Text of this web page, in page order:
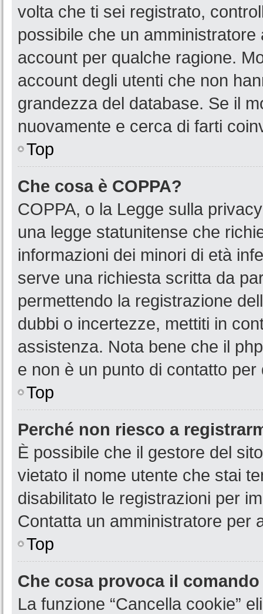
volta che ti sei registrato,
possibile che un
account per qualche ragione.
account degli utenti che non
grandezza del database. Se il
nuovamente e cerca di farti
Top
Che cosa è COPPA?
COPPA, o la Legge sulla
una legge statunitense che
informazioni dei minori di età
serve una richiesta scritta da
permettendo la registrazione
dubbi o incertezze, mettiti in
assistenza. Nota bene che il
e non è un punto di contatto
Top
Perché non riesco a
È possibile che il gestore del
vietato il nome utente che stai
disabilitato le registrazioni per
Contatta un amministratore per
Top
Che cosa provoca il
La funzione “Cancella cookie”